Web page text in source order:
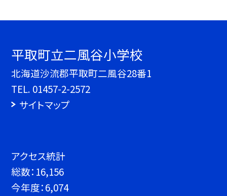
平取町立二風谷小学校
北海道沙流郡平取町二風谷28番1
TEL. 01457-2-2572
サイトマップ
アクセス統計
総数： 16,156
今年度：6,074